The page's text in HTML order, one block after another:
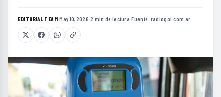
EDITORIAL TEAM·May 10, 2026·2 min de lectura·Fuente: radiogol.com.ar